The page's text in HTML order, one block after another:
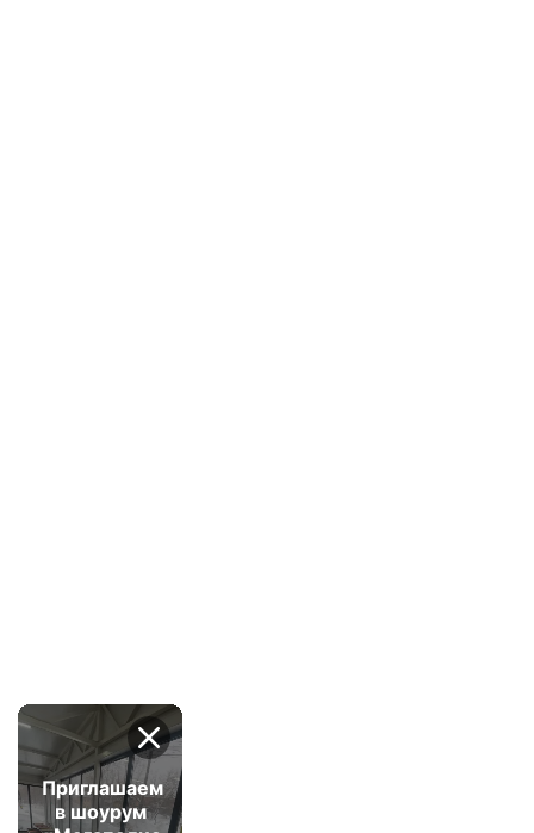
Приглашаем
в шоурум